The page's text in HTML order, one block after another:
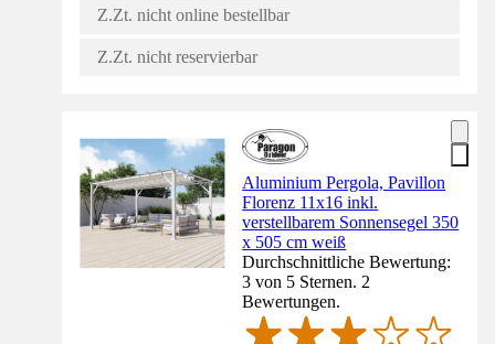
Z.Zt. nicht online bestellbar
Z.Zt. nicht reservierbar
Aluminium Pergola, Pavillon
Florenz 11x16 inkl.
verstellbarem Sonnensegel 350
x 505 cm weiß
Durchschnittliche Bewertung:
3 von 5 Sternen. 2
Bewertungen.